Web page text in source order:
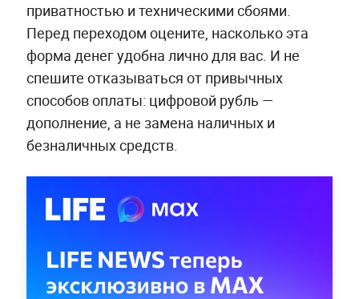
приватностью и техническими сбоями.
Перед переходом оцените, насколько эта
форма денег удобна лично для вас. И не
спешите отказываться от привычных
способов оплаты: цифровой рубль —
дополнение, а не замена наличных и
безналичных средств.